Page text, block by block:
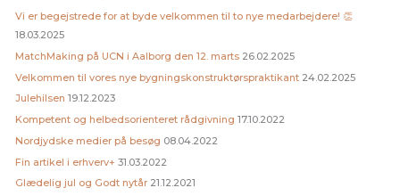
Vi er begejstrede for at byde velkommen til to nye medarbejdere! 👏
18.03.2025
MatchMaking på UCN i Aalborg den 12. marts 26.02.2025
Velkommen til vores nye bygningskonstruktørspraktikant 24.02.2025
Julehilsen 19.12.2023
Kompetent og helbedsorienteret rådgivning 17.10.2022
Nordjydske medier på besøg 08.04.2022
Fin artikel i erhverv+ 31.03.2022
Glædelig jul og Godt nytår 21.12.2021